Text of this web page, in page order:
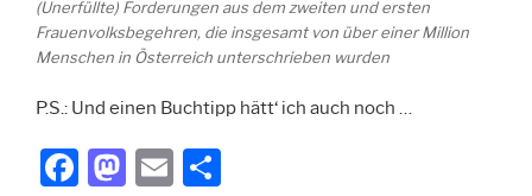
(Unerfüllte) Forderungen aus dem zweiten und ersten
Frauenvolksbegehren, die insgesamt von über einer Million
Menschen in Österreich unterschrieben wurden
P.S.: Und einen Buchtipp hätt‘ ich auch noch …
F
M E